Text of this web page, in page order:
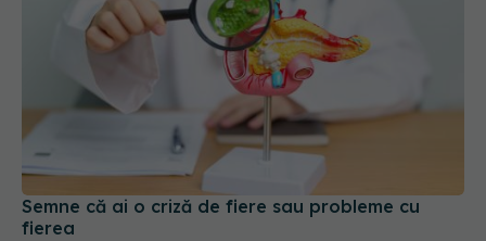
Semne că ai o criză de fiere sau probleme cu
fierea